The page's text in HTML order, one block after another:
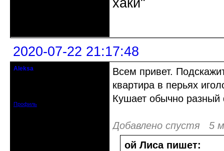
хаки"
2020-07-22 21:17:48
Aleksa
Профиль
Всем привет.
квартира в перьях
Кушает обычно
Добавлено спустя 5
ой Лиса пишет: